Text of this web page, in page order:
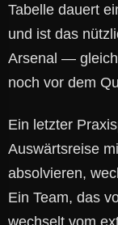
Tabelle dauert
und ist das
Arsenal —
noch vor dem
Ein letzter
Auswärtsreise
absolvieren,
Ein Team, das